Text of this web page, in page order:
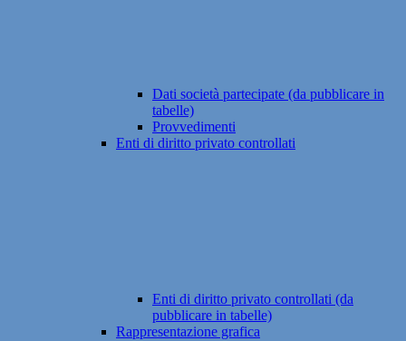
Dati società partecipate (da pubblicare in
tabelle)
Provvedimenti
Enti di diritto privato controllati
Enti di diritto privato controllati (da
pubblicare in tabelle)
Rappresentazione grafica